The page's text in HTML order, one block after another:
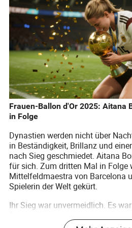
Frauen-Ballon d'Or 2025: Aitana
in Folge
Dynastien werden nicht über
in Beständigkeit, Brillanz und
nach Sieg geschmiedet. Aitana
für sich. Zum dritten Mal in Folge
Mittelfeldmaestra von Barcelona
Spielerin der Welt gekürt.
Ihr Sieg war unvermeidlich. Es
Fußball aus einer anderen